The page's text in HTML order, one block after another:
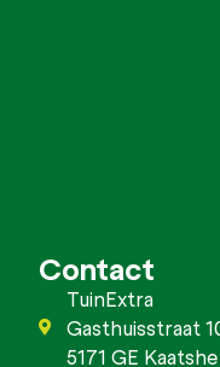
Contact
TuinExtra
Gasthuisstraat
5171 GE